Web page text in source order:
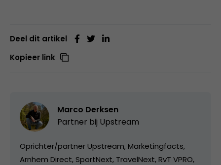
Deel dit artikel
Kopieer link
Marco Derksen
Partner bij Upstream
Oprichter/partner Upstream, Marketingfacts,
Arnhem Direct, SportNext, TravelNext, RvT VPRO,